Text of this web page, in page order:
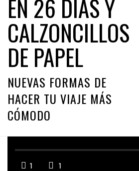
EN 26 DÍAS Y
CALZONCILLOS
DE PAPEL
NUEVAS FORMAS DE
HACER TU VIAJE MÁS
CÓMODO
1 1